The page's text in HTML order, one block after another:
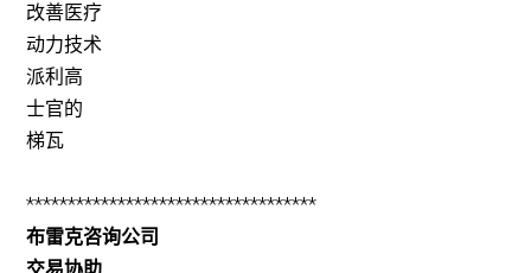
改善医疗
动力技术
派利高
士官的
梯瓦
***********************************
布雷克咨询公司